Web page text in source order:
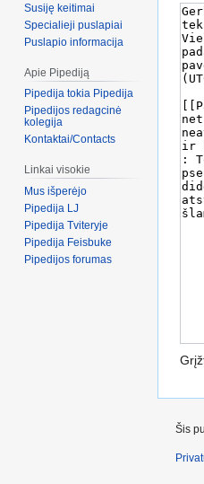
Susiję keitimai
Specialieji puslapiai
Puslapio informacija
Apie Pipediją
Pipedija tokia Pipedija
Pipedijos redagcinė
kolegija
Kontaktai/Contacts
Linkai visokie
Mus išperėjo
Pipedija LJ
Pipedija Tviteryje
Pipedija Feisbuke
Pipedijos forumas
Šis